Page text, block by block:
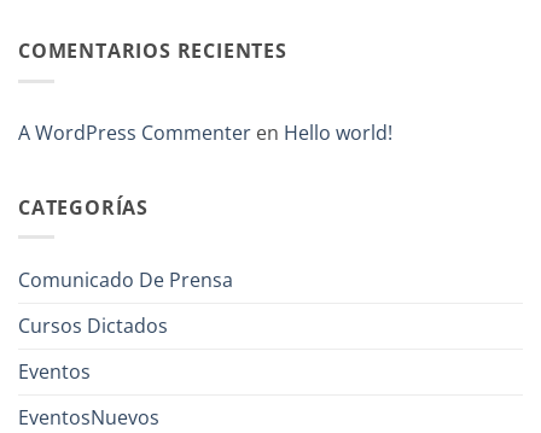
COMENTARIOS RECIENTES
A WordPress Commenter en Hello world!
CATEGORÍAS
Comunicado De Prensa
Cursos Dictados
Eventos
EventosNuevos